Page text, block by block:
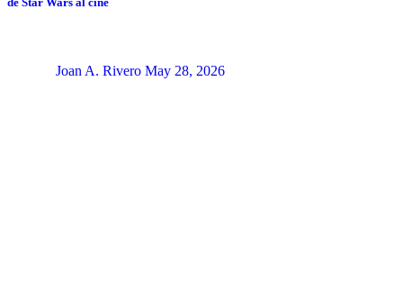
Joan A. Rivero May 28, 2026